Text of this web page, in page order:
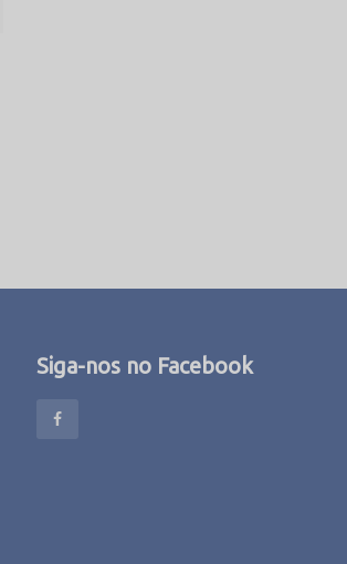
Siga-nos no Facebook